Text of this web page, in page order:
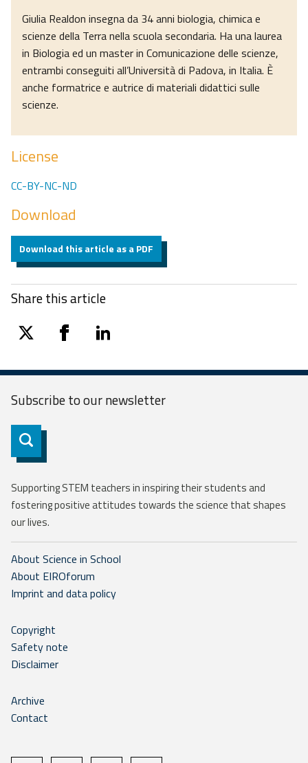
Giulia Realdon insegna da 34 anni biologia, chimica e
scienze della Terra nella scuola secondaria. Ha una laurea
in Biologia ed un master in Comunicazione delle scienze,
entrambi conseguiti all’Università di Padova, in Italia. È
anche formatrice e autrice di materiali didattici sulle
scienze.
License
CC-BY-NC-ND
Download
Download this article as a PDF
Share this article
twitter facebooklinkedin
Subscribe to ournewsletter
Subscribe
Supporting STEM teachers in inspiring their students and
fostering positive attitudes towards the science that shapes
our lives.
About Science in School
About EIROforum
Imprint and data policy
Copyright
Safety note
Disclaimer
Archive
Contact